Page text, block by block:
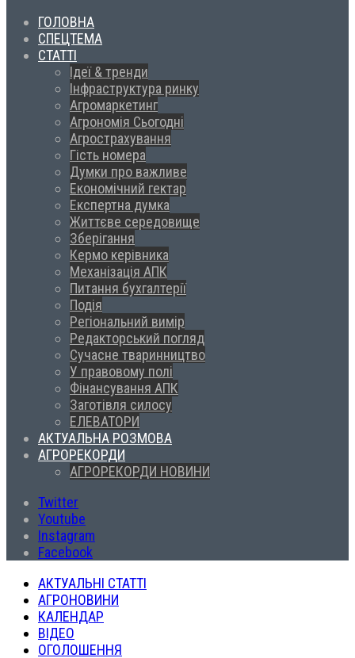
ГОЛОВНА
СПЕЦТЕМА
СТАТТІ
Ідеї & тренди
Інфраструктура ринку
Агромаркетинг
Агрономія Сьогодні
Агрострахування
Гість номера
Думки про важливе
Економічний гектар
Експертна думка
Життєве середовище
Зберігання
Кермо керівника
Механізація АПК
Питання бухгалтерії
Подія
Регіональний вимір
Редакторський погляд
Сучасне тваринництво
У правовому полі
Фінансування АПК
Заготівля силосу
ЕЛЕВАТОРИ
АКТУАЛЬНА РОЗМОВА
АГРОРЕКОРДИ
АГРОРЕКОРДИ НОВИНИ
Twitter
Youtube
Instagram
Facebook
АКТУАЛЬНІ СТАТТІ
АГРОНОВИНИ
КАЛЕНДАР
ВІДЕО
ОГОЛОШЕННЯ